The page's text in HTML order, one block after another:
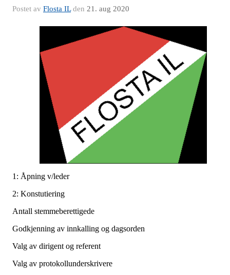
Postet av Flosta ILden 21. aug 2020
1: Åpning v/leder
2: Konstutiering
Antall stemmeberettigede
Godkjenning av innkalling og dagsorden
Valg av dirigent og referent
Valg av protokollunderskrivere